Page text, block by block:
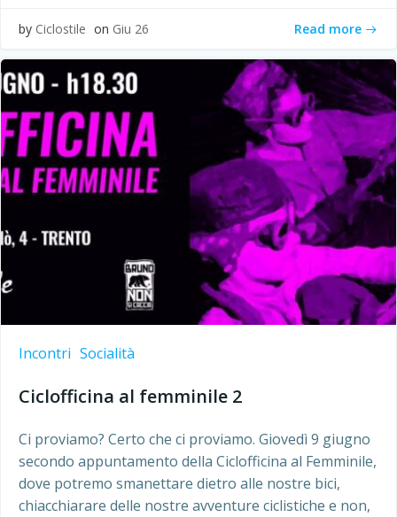
by Ciclostile on Giu 26 Read more
Incontri Socialità
Ciclofficina al femminile 2
Ci proviamo? Certo che ci proviamo. Giovedì 9 giugno
secondo appuntamento della Ciclofficina al Femminile,
dove potremo smanettare dietro alle nostre bici,
chiacchiarare delle nostre avventure ciclistiche e non,